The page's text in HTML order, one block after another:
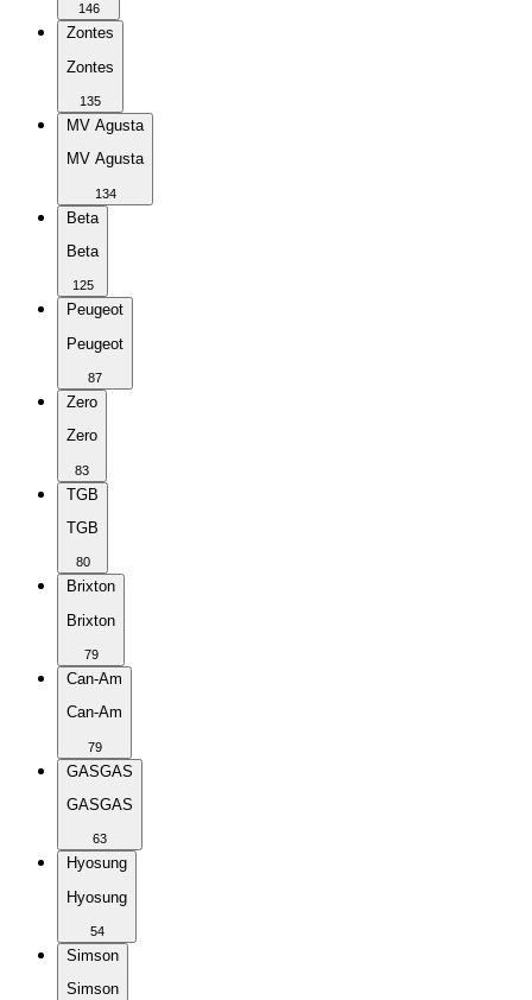
146
Zontes
Zontes
135
MV Agusta
MV Agusta
134
Beta
Beta
125
Peugeot
Peugeot
87
Zero
Zero
83
TGB
TGB
80
Brixton
Brixton
79
Can-Am
Can-Am
79
GASGAS
GASGAS
63
Hyosung
Hyosung
54
Simson
Simson